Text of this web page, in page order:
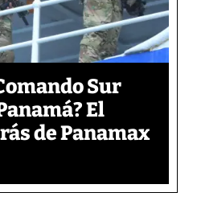
Sur
El
de Panamax